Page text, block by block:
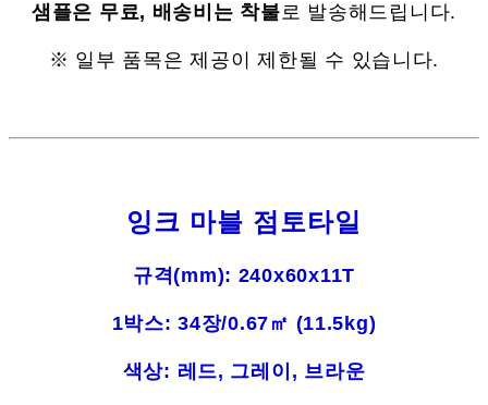
샘플은 무료, 배송비는 착불로 발송해드립니다.
※ 일부 품목은 제공이 제한될 수 있습니다.
잉크 마블 점토타일
규격(mm): 240x60x11T
1박스: 34장/0.67㎡ (11.5kg)
색상: 레드, 그레이, 브라운